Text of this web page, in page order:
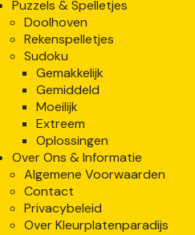
Puzzels & Spelletjes
Doolhoven
Rekenspelletjes
Sudoku
Gemakkelijk
Gemiddeld
Moeilijk
Extreem
Oplossingen
Over Ons & Informatie
Algemene Voorwaarden
Contact
Privacybeleid
Over Kleurplatenparadijs